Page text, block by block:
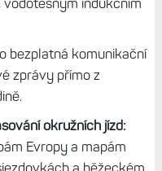
v batohu nebo
Četné tréninkové
jako je například
potápění (s